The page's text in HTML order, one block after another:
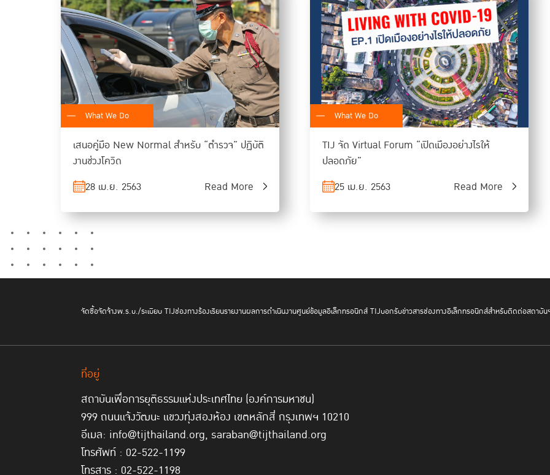
กลุ่มอาชีพสุดท้าย คือ ลักษณะงานที่โดยปกติจะต้องเจอคนเยอะ
ได้ เช่น อาจารย์ระดับมัธยมศึกษาหรือมหาวิทยาลัย งานค้าขา
ขาดทักษะการทำงานทางออนไลน์ ขาดอุปกรณ์ อยู่ในพื้นที่ที่เข้าไ
อินเทอร์เน็ตแพงเกินไป ก็จะทำให้ไม่สามารถทำงานได้อย่างมีป
ช่วยเหลือคนกลุ่มนี้ คือ ต้องทำให้อินเทอร์เน็ตทั่วถึงทุกพื้นที่ละมี
ขาดแคลน มีการฝึกอบรมทักษะการทำงานหรือค้าขายผ่านช่องทา
จากงานวิจัยชิ้นนี้ ดร.สันติธาร จึงมองว่า เรากำลังอยู่ใน“ภาวะไ
วิด เจ็บแล้วแต่ยังไม่จบ และยังไม่ใช่โลกหลังยุคโควิด แต่เป็นช่ว
เมื่อมีผลกระทบทางเศรษฐกิจสูง คนก็จะกลัวอดตายมากกว่ากลั
เมือง แต่ก็มีโอกาสที่จะกลับมาปิดอีกได้เสมอ
ถึงกลุ่มเปราะบางที่ยังตกหล่
4 กลุ่ม
กลุ่มแรก คือ ลูกจ้าง รับจ้า
ได้ ตกงาน และยังถูกจำกัดพื้นที่ ถูกจำกัดการเดินทาง ทำให้เข้
กลุ่มที่สาม คือ คนจนเมือง ซึ่งหมายถึงเมืองใหญ่ๆ ทั่วประเทศไม่
รับผลกระทบทันทีและเป็นผลกระทบที่หนักหน่วงจากการตกงานตา
ครองชีพสูง มีค่าอาหาร ค่าที่พัก ที่เป็นรายจ่ายประจำ แต่รายได้ก
What We Do
เสนอคู่มือ New Normal สำหรับ “ตำรวจ” ปฏิบัติ
งานช่วงโควิด
28 เม.ย. 2563
Read More
What We Do
TIJ จัด Virtual Forum “เปิดเมืองอย่างไรให้
ปลอดภัย”
25 เม.ย. 2563
Read More
จัดซื้อจัดจ้างพ.ร.บ./ระเบียบ TIJช่องทางร้องเรียนรายงานผลการดำเนินงานศูนย์ข้อมูลอิเล็กทรอนิกส์ TIJบอกรับข่าวสารช่องทางอิเล็กทรอนิกส์สำหรับติดต่อสถาบัน
ที่อยู่
สถาบันเพื่อการยุติธรรมแห่งประเทศไทย (องค์การมหาชน)
999 ถนนแจ้งวัฒนะ แขวงทุ่งสองห้อง เขตหลักสี่ กรุงเทพฯ 10210
อีเมล: info@tijthailand.org, saraban@tijthailand.org
โทรศัพท์ : 02-522-1199
โทรสาร : 02-522-1198